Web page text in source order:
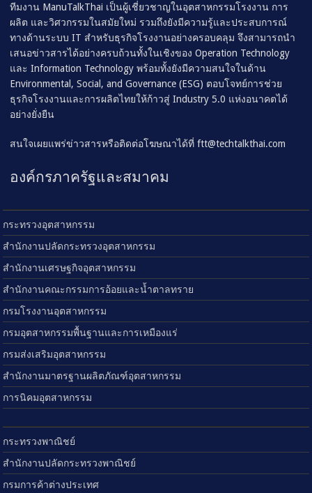
ทีมงาน ManuTalkThai เป็นผู้เชี่ยวชาญในอุตสาหกรรมโรงงาน การ
ผลิต และวิศวกรรมในสมัยใหม่ รวมถึงยังมีความรู้และประสบการณ์
ทางด้านระบบ IT สำหรับธุรกิจโรงงานอย่างครอบคลุม จึงสามารถนำ
เสนอข่าวสารได้อย่างครบถ้วนทั้งในเชิงของ Operation Technology
และ Information Technology พร้อมทั้งยังมีความสนใจในด้าน
Environmental, Social, and Governance (ESG) ตอบโจทย์การช่วย
ธุรกิจโรงงานและการผลิตไทยให้ก้าวสู่ Industry 5.0 แห่งอนาคตได้
อย่างยั่งยืน
สนใจเผยแพร่ข่าวสารหรือติดต่อโฆษณาได้ที่ftt@techtalkthai.com
องค์กรภาครัฐและสมาคม
กระทรวงอุตสาหกรรม
สำนักงานปลัดกระทรวงอุตสาหกรรม
สำนักงานเศรษฐกิจอุตสาหกรรม
สำนักงานคณะกรรมการอ้อยและน้ำตาลทราย
กรมโรงงานอุตสาหกรรม
กรมอุตสาหกรรมพื้นฐานและการเหมืองแร่
กรมส่งเสริมอุตสาหกรรม
สำนักงานมาตรฐานผลิตภัณฑ์อุตสาหกรรม
การนิคมอุตสาหกรรม
กระทรวงพาณิชย์
สำนักงานปลัดกระทรวงพาณิชย์
กรมการค้าต่างประเทศ